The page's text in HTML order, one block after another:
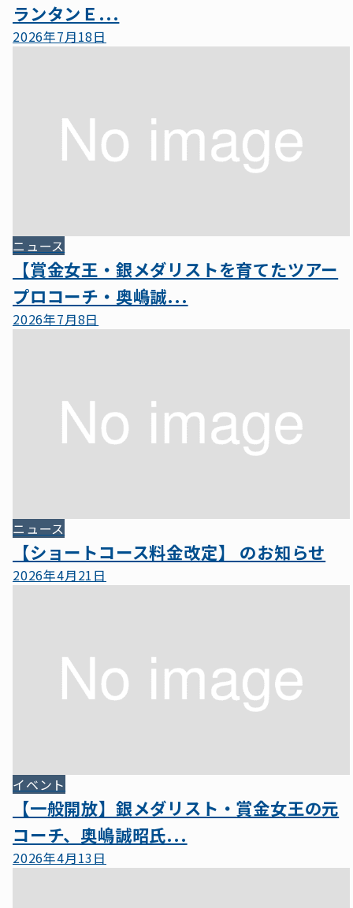
ランタンＥ...
2026年7月18日
ニュース
【賞金女王・銀メダリストを育てたツアー
プロコーチ・奥嶋誠...
2026年7月8日
ニュース
【ショートコース料金改定】 のお知らせ
2026年4月21日
イベント
【一般開放】銀メダリスト・賞金女王の元
コーチ、奥嶋誠昭氏...
2026年4月13日